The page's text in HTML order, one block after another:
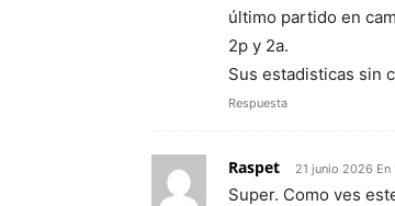
último partido en
2p y 2a.
Sus estadisticas sin
Respuesta
Raspet 21 junio 2026 En
Super. Como ves